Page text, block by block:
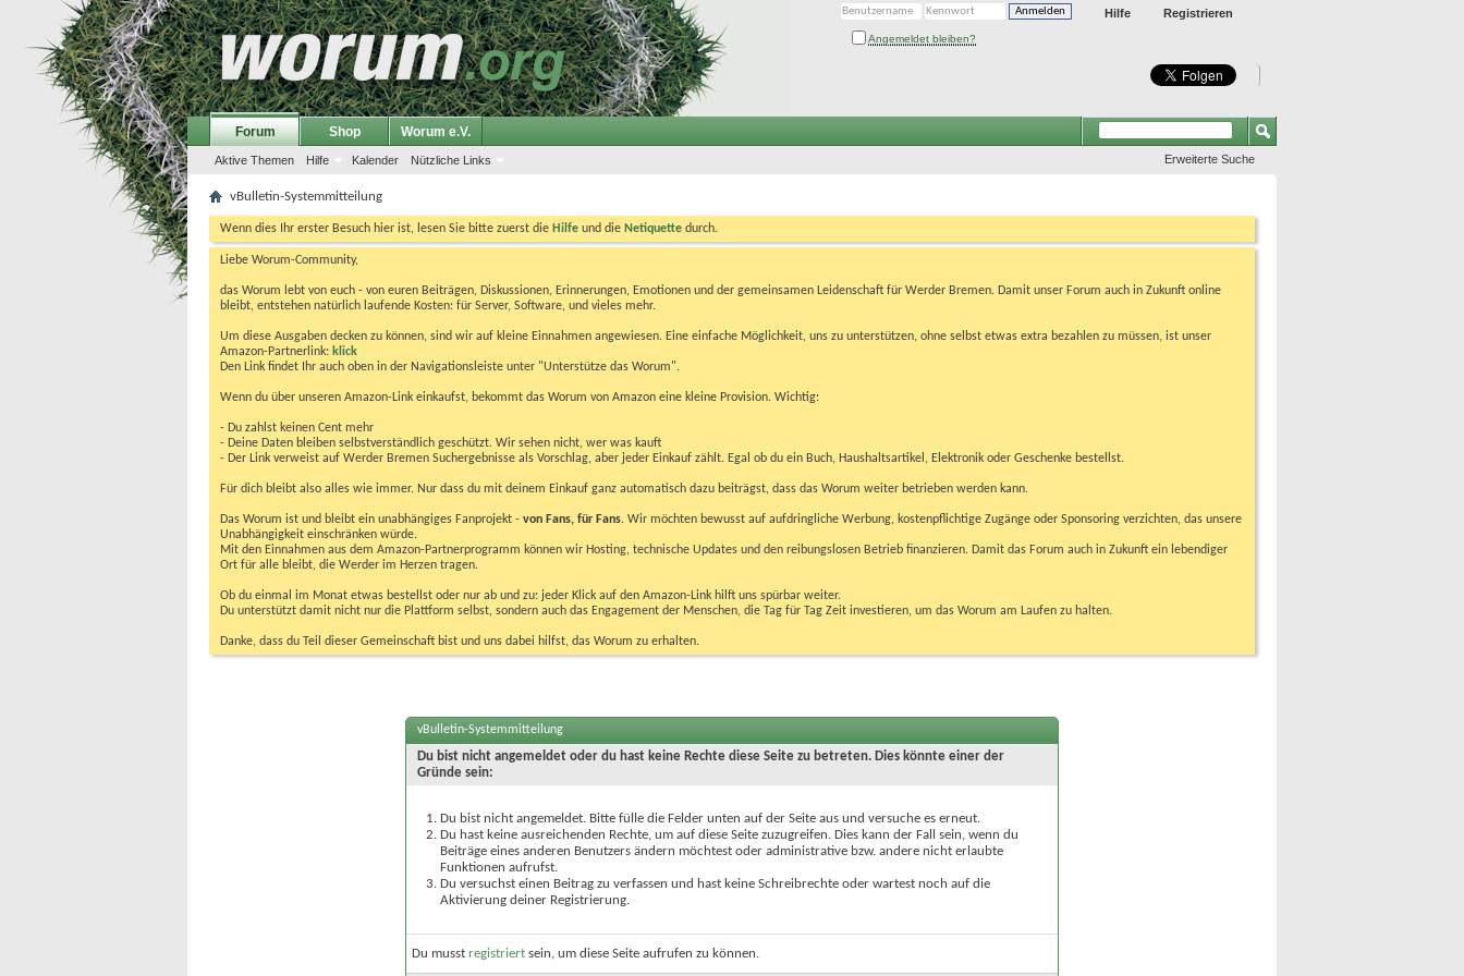
Registrieren
Hilfe
Angemeldet bleiben?
Forum
Aktive Themen Hilfe Kalender Nützliche Links
Shop Worum e.V.
Erweiterte Suche
vBulletin-Systemmitteilung
Wenn dies Ihr erster Besuch hier ist, lesen Sie bitte zuerst die Hilfe und die Netiquette durch.
Liebe Worum-Community,
das Worum lebt von euch - von euren Beiträgen, Diskussionen, Erinnerungen, Emotionen und der gemeinsamen Leidenschaft für Werder Bremen. Damit unser Forum auch in Zukunft online
bleibt, entstehen natürlich laufende Kosten: für Server, Software, und vieles mehr.
Um diese Ausgaben decken zu können, sind wir auf kleine Einnahmen angewiesen. Eine einfache Möglichkeit, uns zu unterstützen, ohne selbst etwas extra bezahlen zu müssen, ist unser
Amazon-Partnerlink: klick
Den Link findet Ihr auch oben in der Navigationsleiste unter "Unterstütze das Worum".
Wenn du über unseren Amazon-Link einkaufst, bekommt das Worum von Amazon eine kleine Provision. Wichtig:
- Du zahlst keinen Cent mehr
- Deine Daten bleiben selbstverständlich geschützt. Wir sehen nicht, wer was kauft
- Der Link verweist auf Werder Bremen Suchergebnisse als Vorschlag, aber jeder Einkauf zählt. Egal ob du ein Buch, Haushaltsartikel, Elektronik oder Geschenke bestellst.
Für dich bleibt also alles wie immer. Nur dass du mit deinem Einkauf ganz automatisch dazu beiträgst, dass das Worum weiter betrieben werden kann.
Das Worum ist und bleibt ein unabhängiges Fanprojekt - von Fans, für Fans. Wir möchten bewusst auf aufdringliche Werbung, kostenpflichtige Zugänge oder Sponsoring verzichten, das unsere
Unabhängigkeit einschränken würde.
Mit den Einnahmen aus dem Amazon-Partnerprogramm können wir Hosting, technische Updates und den reibungslosen Betrieb finanzieren. Damit das Forum auch in Zukunft ein lebendiger
Ort für alle bleibt, die Werder im Herzen tragen.
Ob du einmal im Monat etwas bestellst oder nur ab und zu: jeder Klick auf den Amazon-Link hilft uns spürbar weiter.
Du unterstützt damit nicht nur die Plattform selbst, sondern auch das Engagement der Menschen, die Tag für Tag Zeit investieren, um das Worum am Laufen zu halten.
Danke, dass du Teil dieser Gemeinschaft bist und uns dabei hilfst, das Worum zu erhalten.
vBulletin-Systemmitteilung
Du bist nicht angemeldet oder du hast keine Rechte diese Seite zu betreten. Dies könnte einer der
Gründe sein:
Du bist nicht angemeldet. Bitte fülle die Felder unten auf der Seite aus und versuche es erneut.
Du hast keine ausreichenden Rechte, um auf diese Seite zuzugreifen. Dies kann der Fall sein, wenn du
Beiträge eines anderen Benutzers ändern möchtest oder administrative bzw. andere nicht erlaubte
Funktionen aufrufst.
Du versuchst einen Beitrag zu verfassen und hast keine Schreibrechte oder wartest noch auf die
Aktivierung deiner Registrierung.
Du musst registriert sein, um diese Seite aufrufen zu können.